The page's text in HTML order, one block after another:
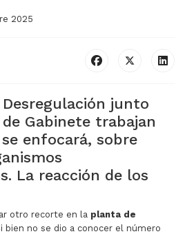
2025
junto
Gabinete trabajan
enfocará, sobre
La reacción de los
otro recorte en la planta de
bien no se dio a conocer el número